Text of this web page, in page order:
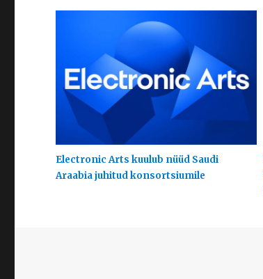
Electronic Arts kuulub nüüd Saudi
Araabia juhitud konsortsiumile